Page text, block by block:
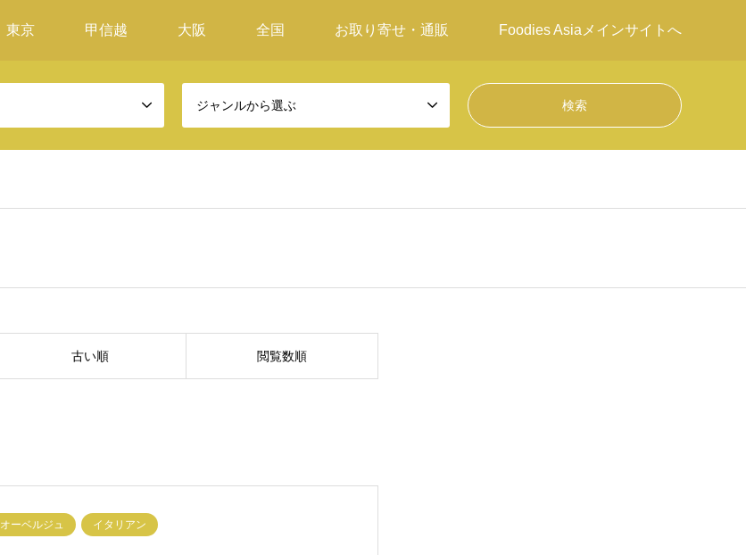
東京 甲信越 大阪 全国 お取り寄せ・通販 Foodies Asiaメインサイトへ
ジャンルから選ぶ
古い順 閲覧数順
オーベルジュ イタリアン